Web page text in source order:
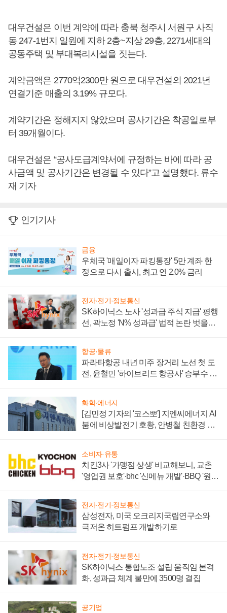
대우건설은 이번 계약에 따라 충북 청주시 서원구 사직
동 247-1번지 일원에 지하 2층~지상 29층, 2271세대의
공동주택 및 부대복리시설을 짓는다.
계약금액은 2770억2300만 원으로 대우건설의 2021년
연결기준 매출의 3.19% 규모다.
계약기간은 정해지지 않았으며 공사기간은 착공일로부
터 39개월이다.
대우건설은 “공사도급계약서에 규정하는 바에 따라 공
사금액 및 공사기간은 변경될 수 있다”고 설명했다. 류수
재 기자
인기기사
금융
우체국 '매일이자 파킹통장' 5만 계좌 한
정으로 다시 출시, 최고 연 2.0% 금리
전자·전기·정보통신
SK하이닉스 노사 '성과급 주식 지급' 평행
선, 곽노정 'N% 성과급' 법적 논란 벗을지
항공·물류
파라타항공 내년 미주 장거리 노선 첫 도
전, 윤철민 '하이브리드 항공사' 승부수 통
화학·에너지
[김민정 기자의 '코스뽀'] 지엔씨에너지 AI
붐에 비상발전기 호황, 안병철 친환경 에
소비자·유통
치킨3사 '가맹점 상생' 비교해보니, 교촌
'영업권 보호'·bhc '신메뉴 개발'·BBQ '원가
전자·전기·정보통신
삼성전자, 미국 오크리지국립연구소와
극저온 히트펌프 개발하기로
전자·전기·정보통신
SK하이닉스 통합노조 설립 움직임 본격
화, 성과급 체계 불만에 3500명 결집
공기업